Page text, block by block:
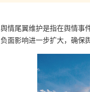
舆情尾翼维护是指在舆情事
负面影响进一步扩大，确保